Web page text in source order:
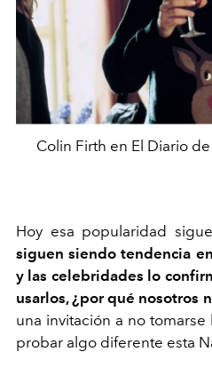
Colin Firth en El Diario
Hoy esa popularidad
siguen siendo tendencia
y las celebridades lo
usarlos, ¿por qué nosotros
una invitación a no tomarse
probar algo diferente esta